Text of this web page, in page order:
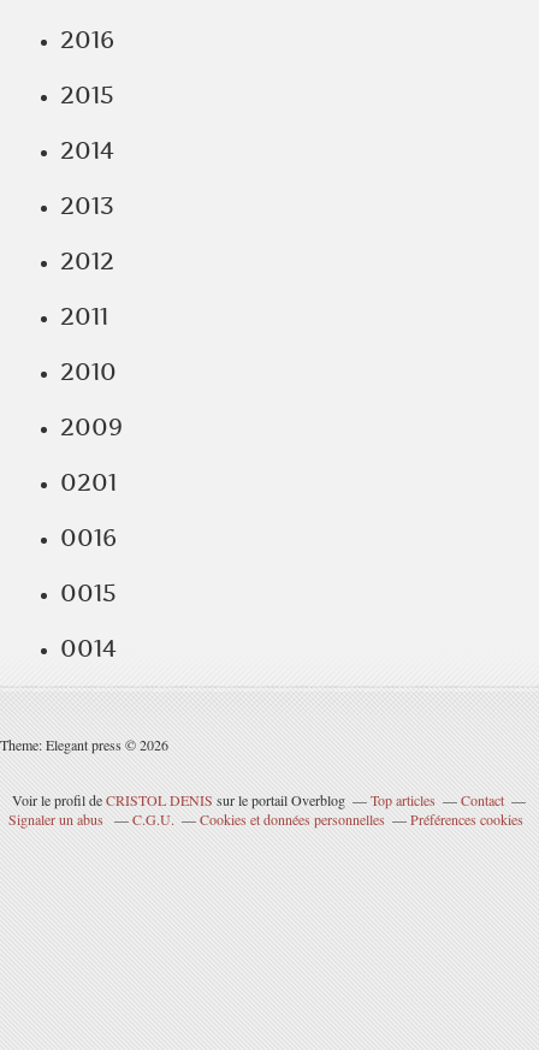
2016
2015
2014
2013
2012
2011
2010
2009
0201
0016
0015
0014
Theme: Elegant press © 2026
Voir le profil deCRISTOL DENIS sur le portail Overblog Top articles
Contact
Signaler un abus
C.G.U. Cookies et données personnelles Préférences cookies